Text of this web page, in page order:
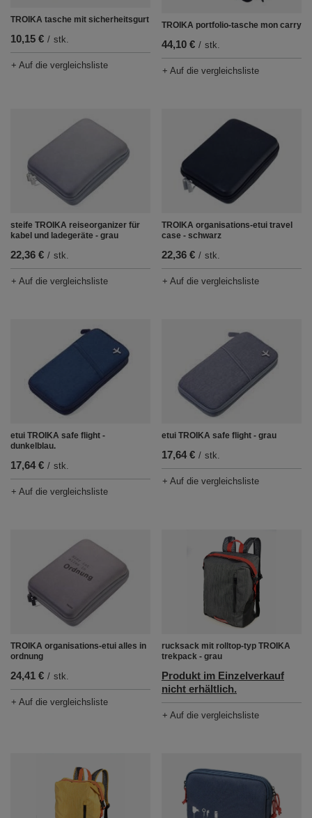
TROIKA tasche mit sicherheitsgurt
10,15 € / stk.
+ Auf die vergleichsliste
TROIKA portfolio-tasche mon carry
44,10 € / stk.
+ Auf die vergleichsliste
steife TROIKA reiseorganizer für
kabel und ladegeräte - grau
22,36 € / stk.
+ Auf die vergleichsliste
TROIKA organisations-etui travel
case - schwarz
22,36 € / stk.
+ Auf die vergleichsliste
etui TROIKA safe flight -
dunkelblau.
17,64 € / stk.
+ Auf die vergleichsliste
etui TROIKA safe flight - grau
17,64 € / stk.
+ Auf die vergleichsliste
TROIKA organisations-etui alles in
ordnung
24,41 € / stk.
+ Auf die vergleichsliste
rucksack mit rolltop-typ TROIKA
trekpack - grau
Produkt im Einzelverkauf
nicht erhältlich.
+ Auf die vergleichsliste